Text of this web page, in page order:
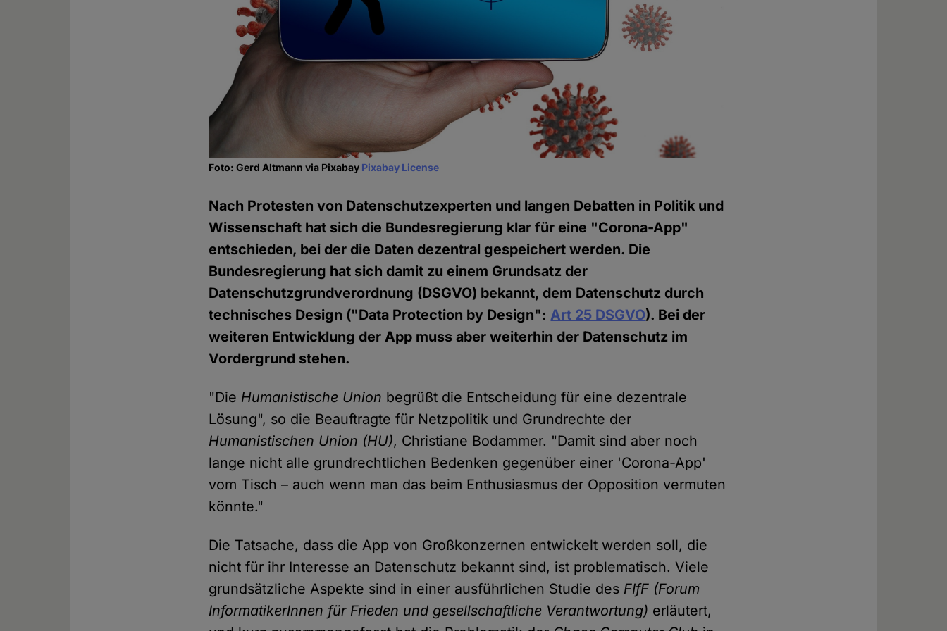
Foto: Gerd Altmann via Pixabay Pixabay License
Nach Protesten von Datenschutzexperten und langen Debatten in Politik und
Wissenschaft hat sich die Bundesregierung klar für eine "Corona-App"
entschieden, bei der die Daten dezentral gespeichert werden. Die
Bundesregierung hat sich damit zu einem Grundsatz der
Datenschutzgrundverordnung (DSGVO) bekannt, dem Datenschutz durch
technisches Design ("Data Protection by Design":Art 25 DSGVO). Bei der
weiteren Entwicklung der App muss aber weiterhin der Datenschutz im
Vordergrund stehen.
"Die Humanistische Union begrüßt die Entscheidung für eine dezentrale
Lösung", so die Beauftragte für Netzpolitik und Grundrechte der
Humanistischen Union (HU), Christiane Bodammer. "Damit sind aber noch
lange nicht alle grundrechtlichen Bedenken gegenüber einer 'Corona-App'
vom Tisch – auch wenn man das beim Enthusiasmus der Opposition vermuten
könnte."
Die Tatsache, dass die App von Großkonzernen entwickelt werden soll, die
nicht für ihr Interesse an Datenschutz bekannt sind, ist problematisch. Viele
grundsätzliche Aspekte sind in einer ausführlichen Studie des FIfF (Forum
InformatikerInnen für Frieden und gesellschaftliche Verantwortung) erläutert,